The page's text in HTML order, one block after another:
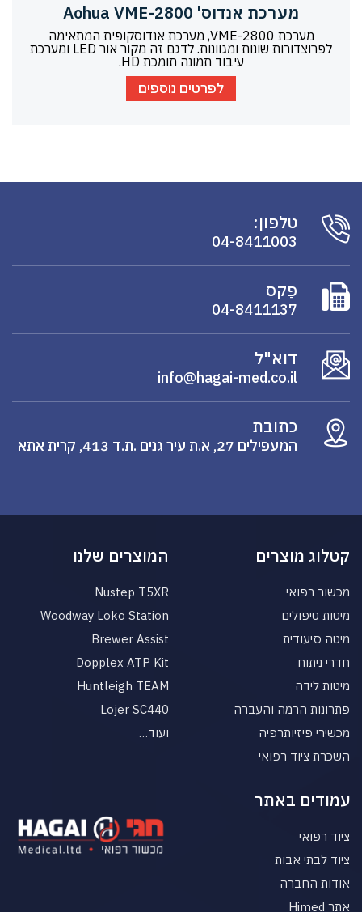
מערכת אנדוס' Aohua VME-2800
מערכת VME-2800, מערכת אנדוסקופית המתאימה
לפרוצדורות שונות ומגוונות. לדגם זה מקור אור LED ומערכת
עיבוד תמונה תומכת HD.
לפרטים נוספים
טלפון:
04-8411003
פַקס
04-8411137
דוא"ל
info@hagai-med.co.il
כתובת
המעפילים 27, א.ת עיר גנים .ת.ד 413, קרית אתא
קטלוג מוצרים
מכשור רפואי
מיטות טיפולים
מיטה סיעודית
חדרי ניתוח
מיטות לידה
פתרונות הרמה והעברה
מכשירי פיזיותרפיה
השכרת ציוד רפואי
המוצרים שלנו
Nustep T5XR
Woodway Loko Station
Brewer Assist
Dopplex ATP Kit
Huntleigh TEAM
Lojer SC440
ועוד…
עמודים באתר
ציוד רפואי
ציוד לבתי אבות
אודות החברה
אתר Himed